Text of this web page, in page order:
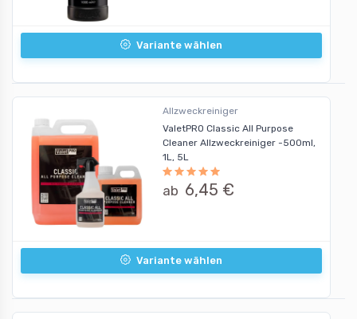
Variante wählen
Allzweckreiniger
ValetPRO Classic All Purpose
Cleaner Allzweckreiniger -500ml,
1L, 5L
ab 6,45 €
Variante wählen